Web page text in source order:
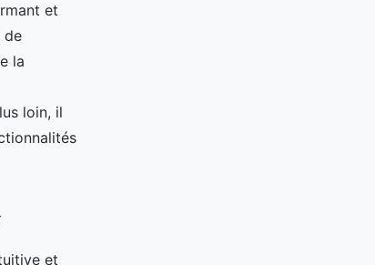
et
de
la
loin, il
et